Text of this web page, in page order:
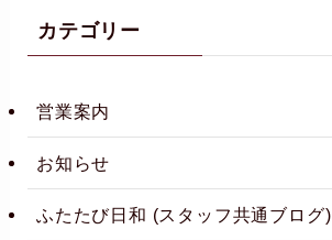
カテゴリー
営業案内
お知らせ
ふたたび日和 (スタッフ共通ブログ)